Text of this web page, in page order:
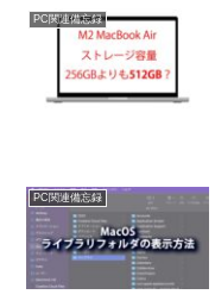
PC関連備忘録
PC関連備忘録